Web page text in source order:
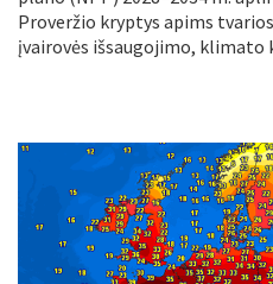
Proveržio kryptys apims
įvairovės išsaugojimo, klimato